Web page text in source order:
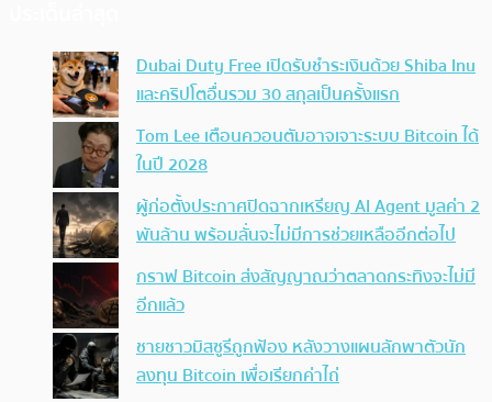
Dubai Duty Free เปิดรับชำระเงินด้วย Shiba Inu
และคริปโตอื่นรวม 30 สกุลเป็นครั้งแรก
Tom Lee เตือนควอนตัมอาจเจาะระบบ Bitcoin ได้
ในปี 2028
ผู้ก่อตั้งประกาศปิดฉากเหรียญ AI Agent มูลค่า 2
พันล้าน พร้อมลั่นจะไม่มีการช่วยเหลืออีกต่อไป
กราฟ Bitcoin ส่งสัญญาณว่าตลาดกระทิงจะไม่มี
อีกแล้ว
ชายชาวมิสซูรีถูกฟ้อง หลังวางแผนลักพาตัวนัก
ลงทุน Bitcoin เพื่อเรียกค่าไถ่